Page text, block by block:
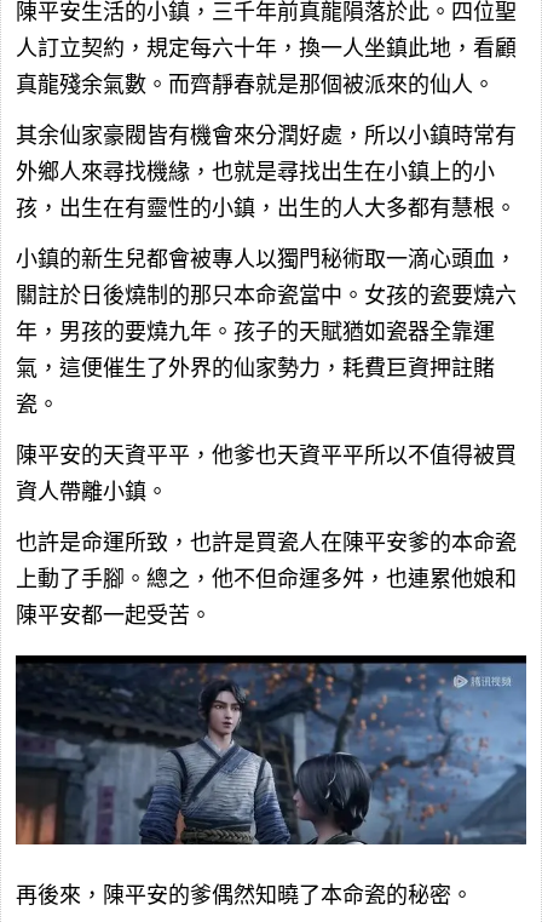
陳平安生活的小鎮，三千年前真龍隕落於此。四位聖
人訂立契約，規定每六十年，換一人坐鎮此地，看顧
真龍殘余氣數。而齊靜春就是那個被派來的仙人。
其余仙家豪閥皆有機會來分潤好處，所以小鎮時常有
外鄉人來尋找機緣，也就是尋找出生在小鎮上的小
孩，出生在有靈性的小鎮，出生的人大多都有慧根。
小鎮的新生兒都會被專人以獨門秘術取一滴心頭血，
關註於日後燒制的那只本命瓷當中。女孩的瓷要燒六
年，男孩的要燒九年。孩子的天賦猶如瓷器全靠運
氣，這便催生了外界的仙家勢力，耗費巨資押註賭
瓷。
陳平安的天資平平，他爹也天資平平所以不值得被買
資人帶離小鎮。
也許是命運所致，也許是買瓷人在陳平安爹的本命瓷
上動了手腳。總之，他不但命運多舛，也連累他娘和
陳平安都一起受苦。
再後來，陳平安的爹偶然知曉了本命瓷的秘密。